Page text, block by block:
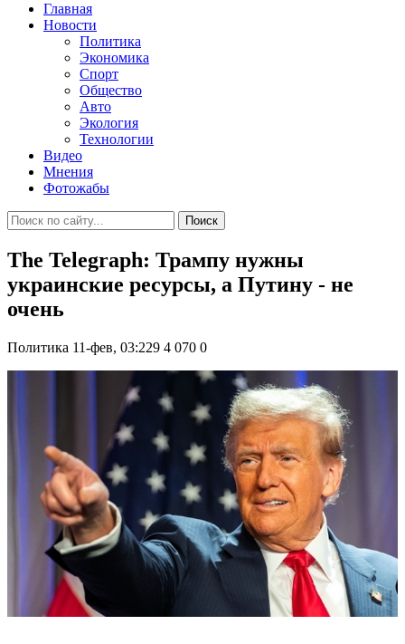
Главная
Новости
Политика
Экономика
Спорт
Общество
Авто
Экология
Технологии
Видео
Мнения
Фотожабы
Поиск
The Telegraph: Трампу нужны
украинские ресурсы, а Путину - не
очень
Политика 11-фев, 03:229 4 070 0